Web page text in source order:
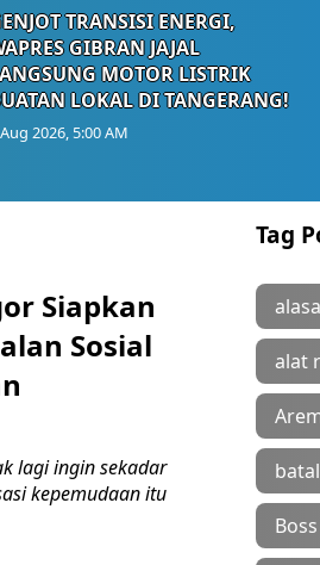
TRANSISI ENERGI,
GIBRAN JAJAL
MOTOR LISTRIK
LOKAL DI TANGERANG!
2026, 5:00 AM
Siapkan
Sosial
lagi ingin sekadar
kepemudaan itu
Tag
alat